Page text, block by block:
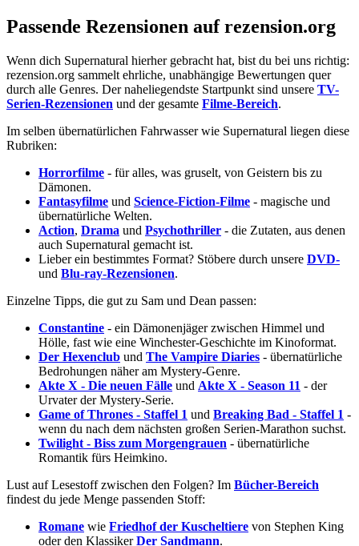
Passende Rezensionen auf rezension.org
Wenn dich Supernatural hierher gebracht hat, bist du bei uns richtig:
rezension.org sammelt ehrliche, unabhängige Bewertungen quer
durch alle Genres. Der naheliegendste Startpunkt sind unsere TV-
Serien-Rezensionen und der gesamte Filme-Bereich.
Im selben übernatürlichen Fahrwasser wie Supernatural liegen diese
Rubriken:
Horrorfilme - für alles, was gruselt, von Geistern bis zu
Dämonen.
Fantasyfilme und Science-Fiction-Filme - magische und
übernatürliche Welten.
Action, Drama und Psychothriller - die Zutaten, aus denen
auch Supernatural gemacht ist.
Lieber ein bestimmtes Format? Stöbere durch unsere DVD-
und Blu-ray-Rezensionen.
Einzelne Tipps, die gut zu Sam und Dean passen:
Constantine - ein Dämonenjäger zwischen Himmel und
Hölle, fast wie eine Winchester-Geschichte im Kinoformat.
Der Hexenclub und The Vampire Diaries - übernatürliche
Bedrohungen näher am Mystery-Genre.
Akte X - Die neuen Fälle und Akte X - Season 11 - der
Urvater der Mystery-Serie.
Game of Thrones - Staffel 1 und Breaking Bad - Staffel 1 -
wenn du nach dem nächsten großen Serien-Marathon suchst.
Twilight - Biss zum Morgengrauen - übernatürliche
Romantik fürs Heimkino.
Lust auf Lesestoff zwischen den Folgen? Im Bücher-Bereich
findest du jede Menge passenden Stoff:
Romane wie Friedhof der Kuscheltiere von Stephen King
oder den KlassikerDer Sandmann.